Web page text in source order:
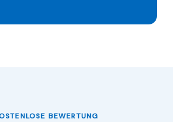
BEWERTUNG